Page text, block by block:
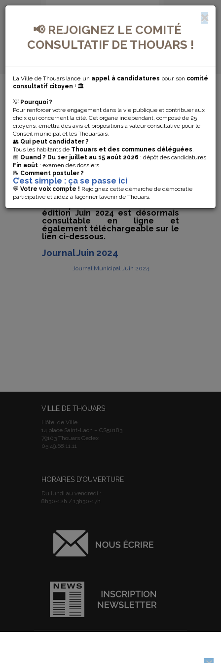
📢 REJOIGNEZ LE COMITÉ
CONSULTATIF DE THOUARS !
La Ville de Thouars lance un appel à candidatures pour son comité
consultatif citoyen ! 🏛️
💡 Pourquoi ?
Pour renforcer votre engagement dans la vie publique et contribuer aux
choix qui concernent la cité. Cet organe indépendant, composé de 25
citoyens, émettra des avis et propositions à valeur consultative pour le
Conseil municipal et les Thouarsais.
👥 Qui peut candidater ?
Tous les habitants de Thouars et des communes déléguées.
📅 Quand ? Du 1er juillet au 15 août 2026 : dépôt des candidatures.
Fin août : examen des dossiers.
📝 Comment postuler ?
C’est simple : ça se passe ici
💬 Votre voix compte ! Rejoignez cette démarche de démocratie
participative et aidez à façonner l’avenir de Thouars.
MENU DE NAVIGATION...
LE JOURNAL
MUNICIPAL DE
JUIN 2024
DISPONIBLE !
Le magazine d’informations
édition Juin 2024 est désormais
consultable en ligne et
également téléchargeable sur le
lien ci-dessous.
Journal Juin 2024
Journal Municipal Juin 2024
VILLE DE THOUARS
Hôtel de Ville
14 place Saint-Laon – CS50183
79103 Thouars Cedex
05.49.68.11.11
HORAIRES D’OUVERTURE
Du lundi au vendredi :
8h30-12h / 13h30-17h